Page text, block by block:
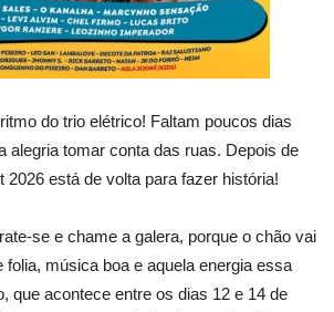
do trio elétrico! Faltam poucos dias
alegria tomar conta das ruas. Depois de
2026 está de volta para fazer história!
se e chame a galera, porque o chão vai
folia, música boa e aquela energia essa
que acontece entre os dias 12 e 14 de